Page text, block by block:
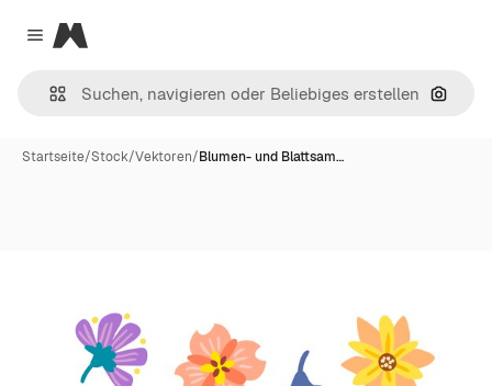
Close menu
Magnific
Nach
Startseite/Stock/Vektoren/Blumen- und Blattsam…